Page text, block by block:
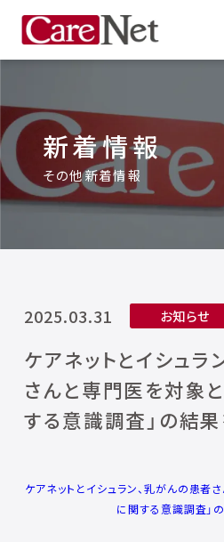
新着情報
その他新着情報
2025.03.31 お知らせ
ケアネットとイシュラ
さんと専門医を対象
する意識調査」の結
ケアネットとイシュラン、乳がんの患者
に関する意識調査」